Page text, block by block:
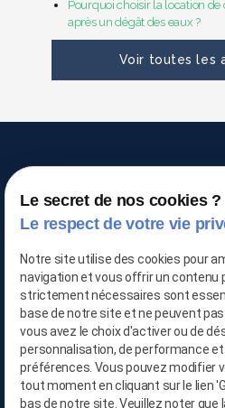
Pourquoi choisir la location
après un dégât des eaux ?
Voir toutes les
03 66 88
06 21 65
Le secret de nos cookies ?
Le respect de votre vie
Notre site utilise des cookies pour
navigation et vous offrir un contenu
strictement nécessaires sont
base de notre site et ne peuvent
vous avez le choix d'activer ou de
personnalisation, de performance
préférences. Vous pouvez modifier
tout moment en cliquant sur le lien
bas de notre site. Veuillez noter